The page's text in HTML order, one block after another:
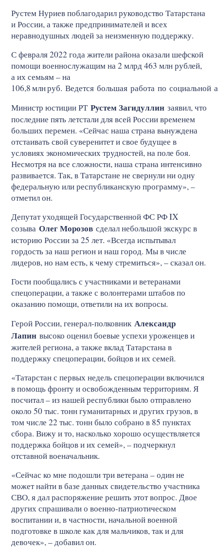
Рустем Нуриев поблагодарил руководство Татарстана
и России, а также предпринимателей и всех
неравнодушных людей за неизменную поддержку.
С февраля 2022 года жители района оказали шефской
помощи военнослужащим на 2 млрд 463 млн рублей,
а их семьям – на
106,8млнруб. Ведется большая работа по
Министр юстиции РТ Рустем Загидуллин заявил, что
последние пять летстали для всей России временем
больших перемен. «Сейчас наша страна вынуждена
отстаивать свой суверенитет и свое будущее в
условиях экономических трудностей, на поле боя.
Несмотря на все сложности, наша страна интенсивно
развивается. Так, в Татарстане не свернули ни одну
федеральную или республиканскую программу», –
отметил он.
Депутат уходящей Государственной ФС РФ IX
созыва Олег Морозов сделал небольшой экскурс в
историю России за 25 лет. «Всегда испытывал
гордость за наш регион и наш город. Мы в числе
лидеров, но нам есть, к чему стремиться», – сказал он.
Гости пообщались с участниками и ветеранами
спецоперации, а также с волонтерами штабов по
оказанию помощи, ответили на их вопросы.
Герой России, генерал-полковник Александр
Лапин высоко оценил боевые успехи уроженцев и
жителей региона, а также вклад Татарстана в
поддержку спецоперации, бойцов и их семей.
«Татарстан с первых недель спецоперации включился
в помощь фронту и освобожденным территориям. Я
посчитал – из нашей республики было отправлено
около 50 тыс. тонн гуманитарных и других грузов, в
том числе 22 тыс. тонн было собрано в 85 пунктах
сбора. Вижу и то, насколько хорошо осуществляется
поддержка бойцов и их семей», – подчеркнул
отставной военачальник.
«Сейчас ко мне подошли три ветерана – один не
может найти в базе данных свидетельство участника
СВО, я дал распоряжение решить этот вопрос. Двое
других спрашивали о военно-патриотическом
воспитании и, в частности, начальной военной
подготовке в школе как для мальчиков, так и для
девочек», – добавил он.